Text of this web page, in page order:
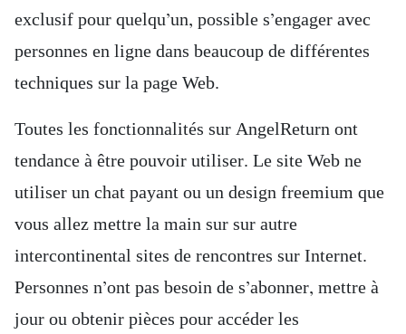
exclusif pour quelqu’un, possible s’engager avec
personnes en ligne dans beaucoup de différentes
techniques sur la page Web.
Toutes les fonctionnalités sur AngelReturn ont
tendance à être pouvoir utiliser. Le site Web ne
utiliser un chat payant ou un design freemium que
vous allez mettre la main sur sur autre
intercontinental sites de rencontres sur Internet.
Personnes n’ont pas besoin de s’abonner, mettre à
jour ou obtenir pièces pour accéder les